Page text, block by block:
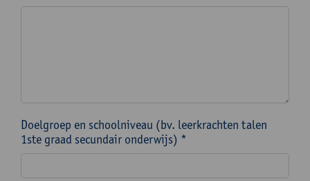
Doelgroep en schoolniveau (bv. leerkrachten talen
1ste graad secundair onderwijs) *